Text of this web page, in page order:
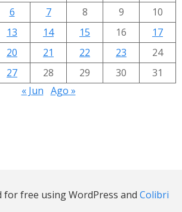
6 7 8 9
10
13 14 15 16
17
20 21 22 23
24
27 28 29 30
31
« Jun Ago »
for free using WordPress and Colibri